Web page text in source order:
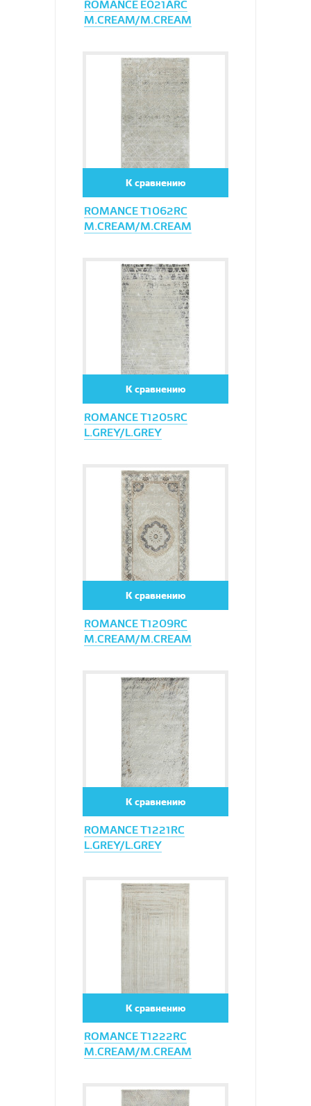
ROMANCE E021ARC
M.CREAM/M.CREAM
ROMANCE T1062RC
M.CREAM/M.CREAM
Увеличить
К сравнению
ROMANCE T1205RC
L.GREY/L.GREY
Увеличить
К сравнению
ROMANCE T1209RC
M.CREAM/M.CREAM
Увеличить
К сравнению
ROMANCE T1221RC
L.GREY/L.GREY
Увеличить
К сравнению
ROMANCE T1222RC
M.CREAM/M.CREAM
Увеличить
К сравнению
Увеличить